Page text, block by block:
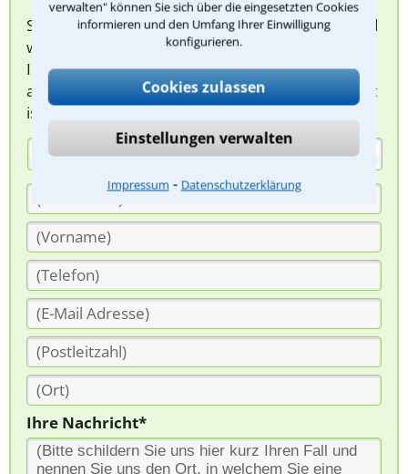
verwalten" können Sie sich über die eingesetzten Cookies
informieren und den Umfang Ihrer Einwilligung
konfigurieren.
Cookies zulassen
Einstellungen verwalten
Impressum ⁃ Datenschutzerklärung
Sie können hier Ihren Fall schildern. Anschließend
werden sich spezialisierte Rechtsanwälte bei
Ihnen melden, um das weitere Vorgehen
abzuklären. Die Rückmeldung durch einen Anwalt
ist für Sie kostenlos.
(Anrede)
Ihre Nachricht*